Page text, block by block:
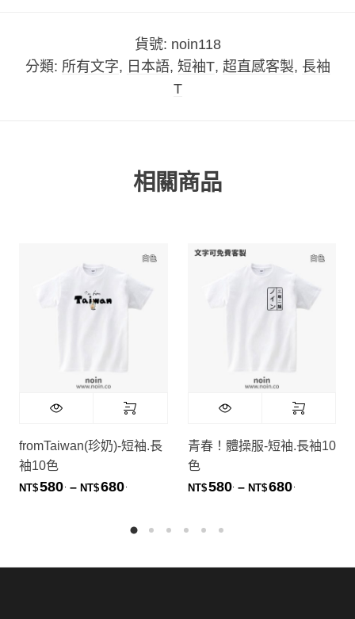
貨號: noin118
分類: 所有文字, 日本語, 短袖T, 超直感客製, 長袖
T
相關商品
fromTaiwan(珍奶)-短袖.長
袖10色
NT$580 – NT$680價格範圍：NT$580. 到 NT$680.
青春！體操服-短袖.長袖10
色
NT$580 – NT$680